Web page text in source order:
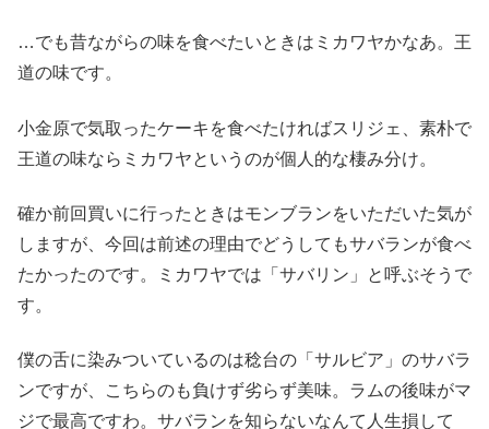
…でも昔ながらの味を食べたいときはミカワヤかなあ。王
道の味です。
小金原で気取ったケーキを食べたければスリジェ、素朴で
王道の味ならミカワヤというのが個人的な棲み分け。
確か前回買いに行ったときはモンブランをいただいた気が
しますが、今回は前述の理由でどうしてもサバランが食べ
たかったのです。ミカワヤでは「サバリン」と呼ぶそうで
す。
僕の舌に染みついているのは稔台の「サルビア」のサバラ
ンですが、こちらのも負けず劣らず美味。ラムの後味がマ
ジで最高ですわ。サバランを知らないなんて人生損して